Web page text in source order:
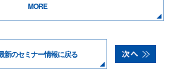
MORE
新のセミナー情報に戻る